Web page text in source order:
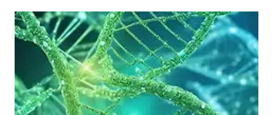
자가 생물학적 특성을 결정짓는 주요 요소라는 사실이 점차 밝혀짐에 따라, 특
정 유전자에 결함이 생기면 질병이 발생할 수 있다는 이론이 힘을 얻었습니
다. 1970년대, 유전자 기술의 비약적인 발전이 이루어졌습니다. 특히, 박테리
아와 바이러스의 유전자 조작이 가능해지면서 유전자 연구는 새로운 전기를 맞
이했습니다. 1972년, 미국의..